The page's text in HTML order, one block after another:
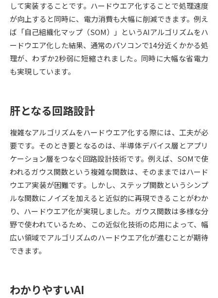
大学で学べる内容や特徴を調べる
新増設大学・学部・学科特集
国際・グローバルに強い大学特
集
データサイエンス特集 奨学金・特待生制度特集
新学年スタート号特集ページ
（高3生用）
SELFBRAND特集ページ
オープンキャンパスなどを調べる
オープンキャンパス検索 実施プログラムから探す
して実装することです。ハードウエア化することで処理速度
が向上すると同時に、電力消費も大幅に削減できます。例え
ば「自己組織化マップ（SOM）」というAIアルゴリズムをハ
ードウエア化した結果、通常のパソコンで14分近くかかる処
理が、わずか2秒弱に短縮されました。同時に大幅な省電力
も実現しています。
肝となる回路設計
複雑なアルゴリズムをハードウエア化する際には、工夫が必
要です。そのとき要となるのは、半導体デバイス層とアプリ
ケーション層をつなぐ回路設計技術です。例えば、SOMで使
われるガウス関数という複雑な関数は、そのままではハード
ウエア実装が困難です。しかし、ステップ関数というシンプ
ルな関数にノイズを加えると近似的に再現できることがわか
り、ハードウエア化が実現しました。ガウス関数は多様な分
野で使われているため、この近似化技術の応用によって、幅
広い領域でアルゴリズムのハードウエア化が進むことが期待
できます。
わかりやすいAI